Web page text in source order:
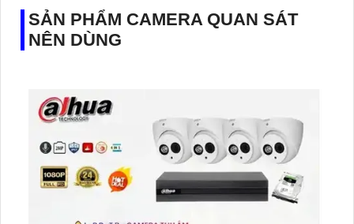
SẢN PHẨM CAMERA QUAN SÁT
NÊN DÙNG